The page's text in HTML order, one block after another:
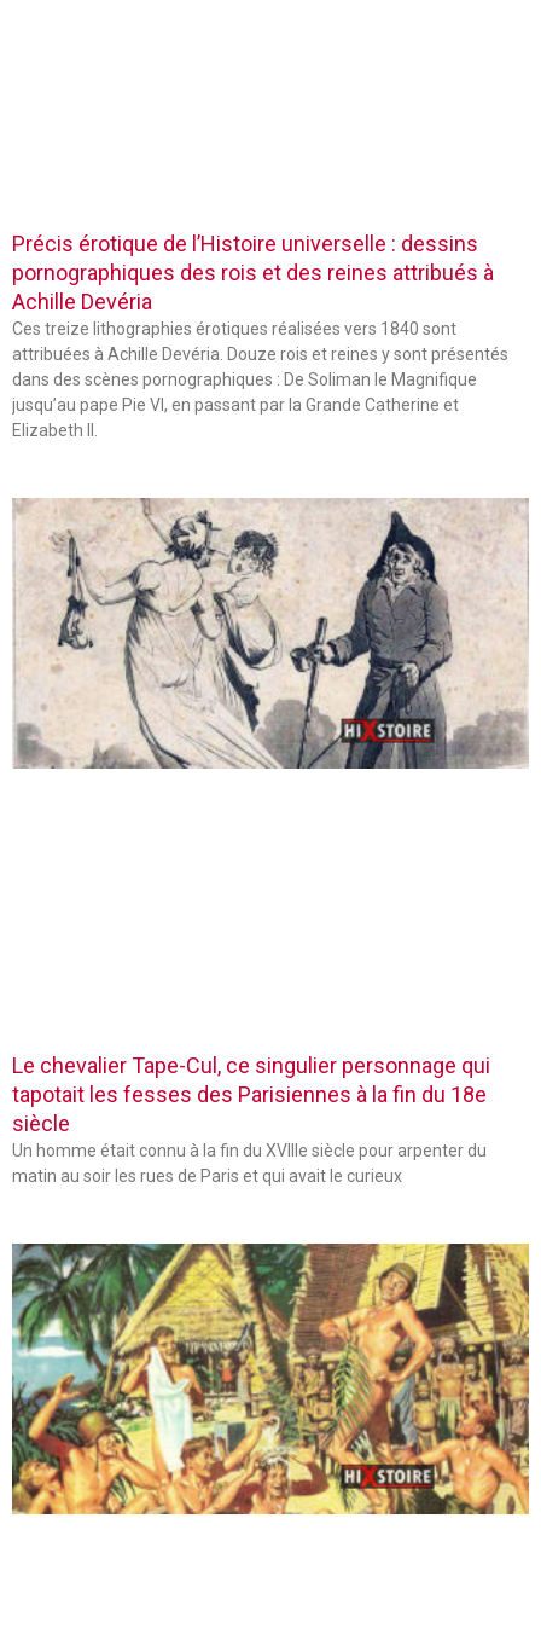
Précis érotique de l’Histoire universelle : dessins
pornographiques des rois et des reines attribués à
Achille Devéria
Ces treize lithographies érotiques réalisées vers 1840 sont
attribuées à Achille Devéria. Douze rois et reines y sont présentés
dans des scènes pornographiques : De Soliman le Magnifique
jusqu’au pape Pie VI, en passant par la Grande Catherine et
Elizabeth II.
Le chevalier Tape-Cul, ce singulier personnage qui
tapotait les fesses des Parisiennes à la fin du 18e
siècle
Un homme était connu à la fin du XVIIIe siècle pour arpenter du
matin au soir les rues de Paris et qui avait le curieux